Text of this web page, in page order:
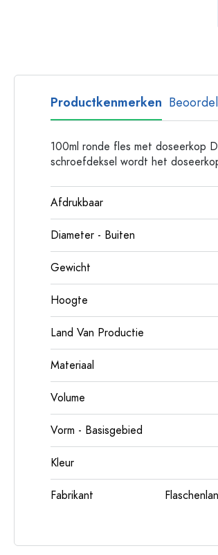
Productkenmerken
100ml ronde fles met doseerkop
schroefdeksel wordt het
Afdrukbaar
Diameter - Buiten
Gewicht
Hoogte
Land Van Productie
Materiaal
Volume
Vorm - Basisgebied
Kleur
Fabrikant